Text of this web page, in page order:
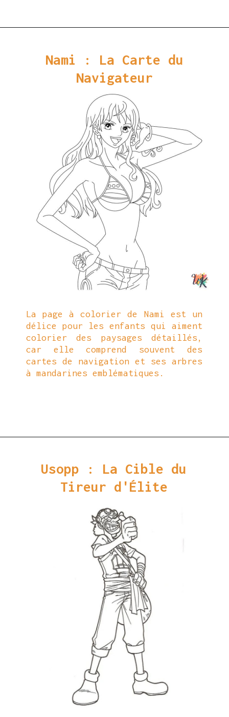
Nami : La Carte du
Navigateur
La page à colorier de Nami est un
délice pour les enfants qui aiment
colorier des paysages détaillés,
car elle comprend souvent des
cartes de navigation et ses arbres
à mandarines emblématiques.
Usopp : La Cible du
Tireur d'Élite